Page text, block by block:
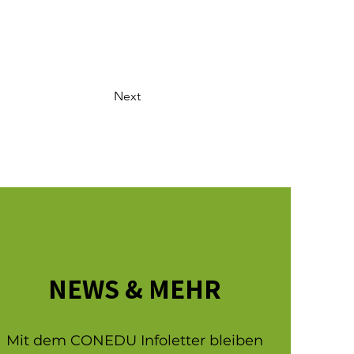
Next
NEWS & MEHR
Mit dem CONEDU Infoletter bleiben